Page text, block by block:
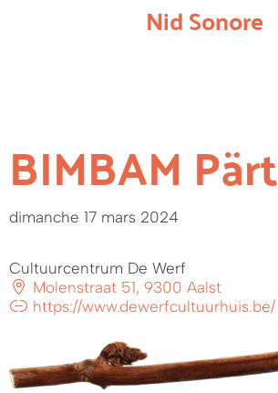
Nid Sonore
BIMBAM Pärt
dimanche 17 mars 2024
Cultuurcentrum De Werf
Molenstraat 51, 9300 Aalst
https://www.dewerfcultuurhuis.be/